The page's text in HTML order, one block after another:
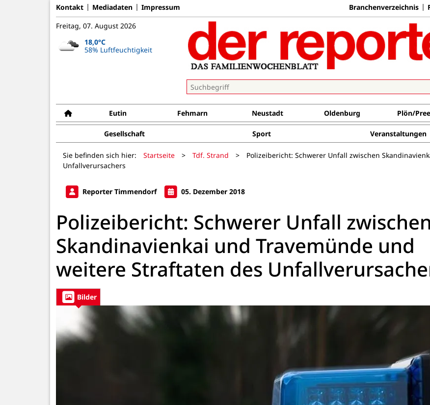
Kontakt Mediadaten Impressum Branchenverzeichnis
Freitag, 07. August 2026
18,0°C
58% Luftfeuchtigkeit
Eutin Fehmarn Neustadt Oldenburg Plön/
Gesellschaft Sport Veranstaltungen
Sie befinden sich hier: Startseite > Tdf. Strand >
Polizeibericht: Schwerer Unfall zwischen
Unfallverursachers
Reporter Timmendorf 05. Dezember 2018
Polizeibericht: Schwerer Unfall zwischen
Skandinavienkai und Travemünde und
weitere Straftaten des
Bilder